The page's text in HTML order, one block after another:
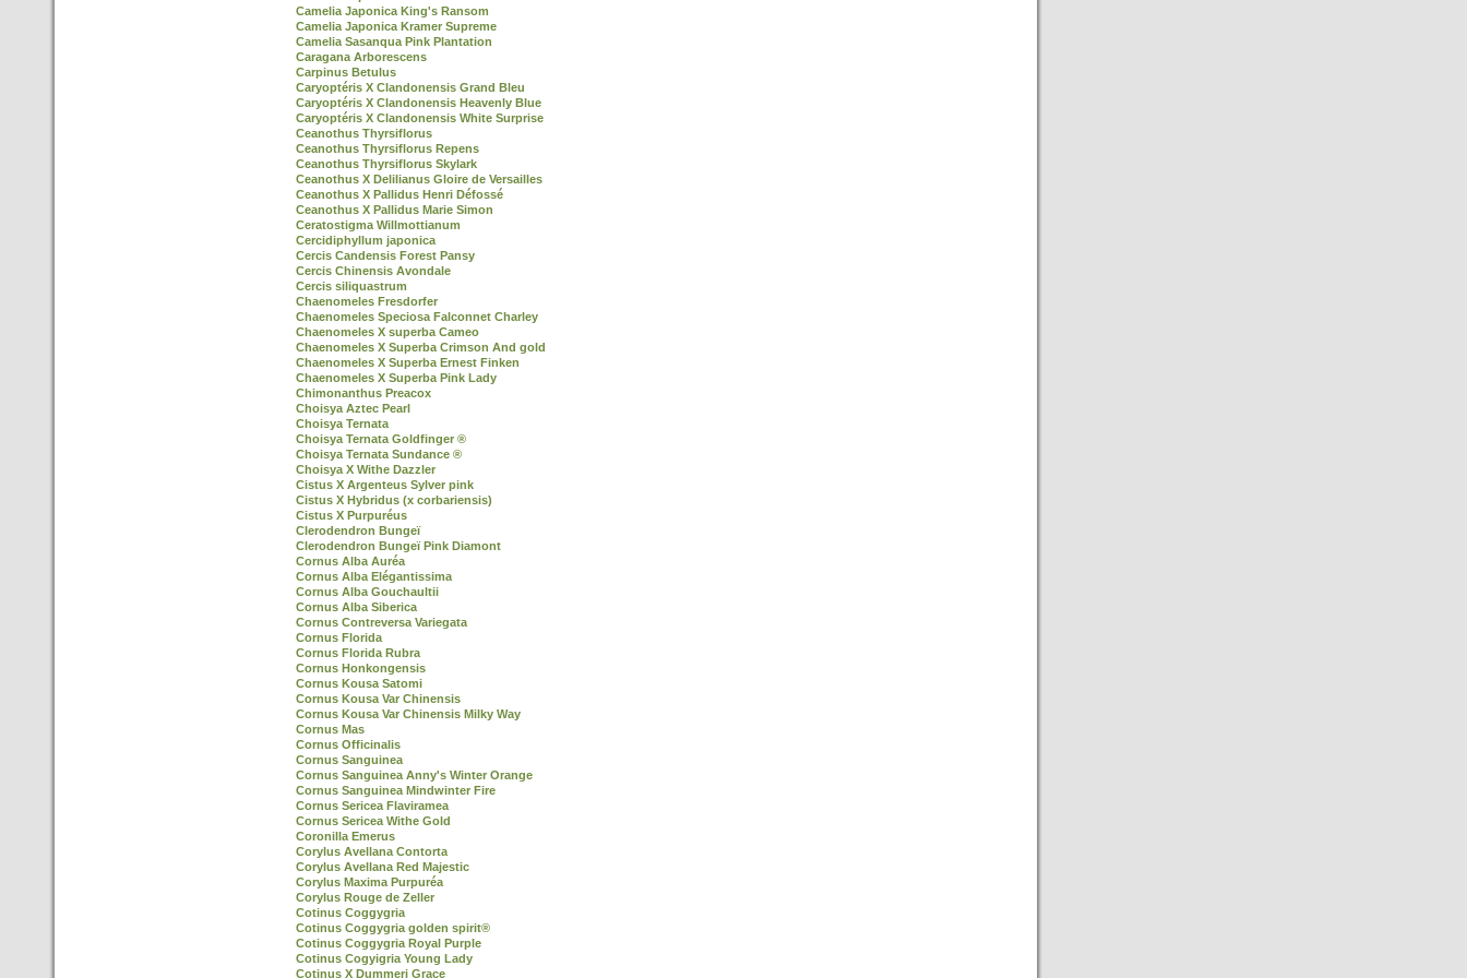
Camelia Japonica King's Ransom
Camelia Japonica Kramer Supreme
Camelia Sasanqua Pink Plantation
Caragana Arborescens
Carpinus Betulus
Caryoptéris X Clandonensis Grand Bleu
Caryoptéris X Clandonensis Heavenly Blue
Caryoptéris X Clandonensis White Surprise
Ceanothus Thyrsiflorus
Ceanothus Thyrsiflorus Repens
Ceanothus Thyrsiflorus Skylark
Ceanothus X Delilianus Gloire de Versailles
Ceanothus X Pallidus Henri Défossé
Ceanothus X Pallidus Marie Simon
Ceratostigma Willmottianum
Cercidiphyllum japonica
Cercis Candensis Forest Pansy
Cercis Chinensis Avondale
Cercis siliquastrum
Chaenomeles Fresdorfer
Chaenomeles Speciosa Falconnet Charley
Chaenomeles X superba Cameo
Chaenomeles X Superba Crimson And gold
Chaenomeles X Superba Ernest Finken
Chaenomeles X Superba Pink Lady
Chimonanthus Preacox
Choisya Aztec Pearl
Choisya Ternata
Choisya Ternata Goldfinger ®
Choisya Ternata Sundance ®
Choisya X Withe Dazzler
Cistus X Argenteus Sylver pink
Cistus X Hybridus (x corbariensis)
Cistus X Purpuréus
Clerodendron Bungeï
Clerodendron Bungeï Pink Diamont
Cornus Alba Auréa
Cornus Alba Elégantissima
Cornus Alba Gouchaultii
Cornus Alba Siberica
Cornus Contreversa Variegata
Cornus Florida
Cornus Florida Rubra
Cornus Honkongensis
Cornus Kousa Satomi
Cornus Kousa Var Chinensis
Cornus Kousa Var Chinensis Milky Way
Cornus Mas
Cornus Officinalis
Cornus Sanguinea
Cornus Sanguinea Anny's Winter Orange
Cornus Sanguinea Mindwinter Fire
Cornus Sericea Flaviramea
Cornus Sericea Withe Gold
Coronilla Emerus
Corylus Avellana Contorta
Corylus Avellana Red Majestic
Corylus Maxima Purpuréa
Corylus Rouge de Zeller
Cotinus Coggygria
Cotinus Coggygria golden spirit®
Cotinus Coggygria Royal Purple
Cotinus Cogyigria Young Lady
Cotinus X Dummeri Grace